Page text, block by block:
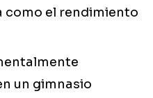
como el rendimiento
un gimnasio